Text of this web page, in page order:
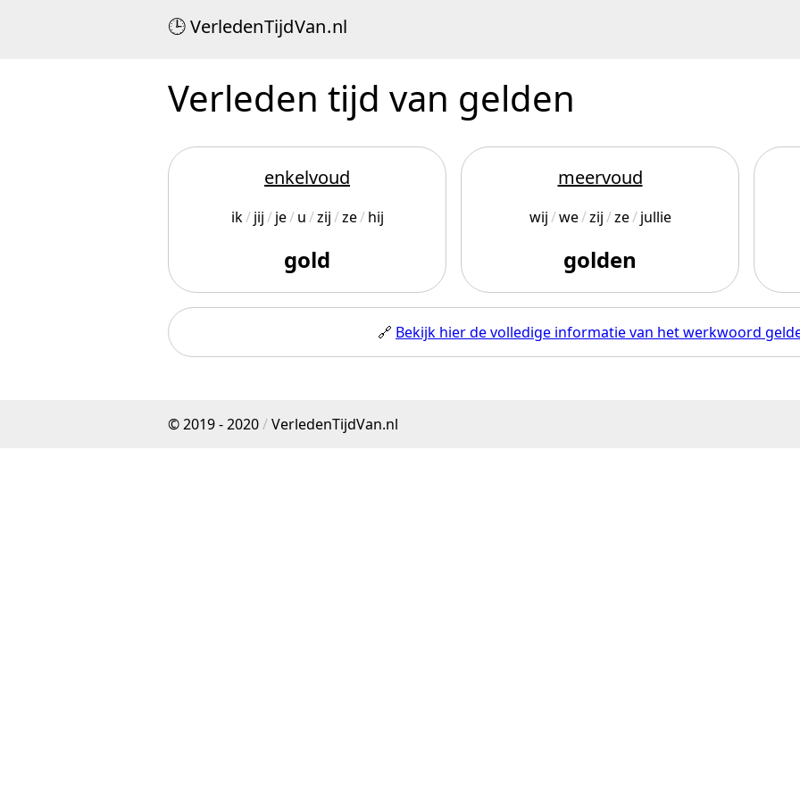
VerledenTijdVan.nl
Verleden tijd van gelden
enkelvoud
ik jij je u zij ze hij
gold
meervoud
wij we zij ze jullie
golden
🔗 Bekijk hier de volledige informatie van het werkwoord
© 2019 - 2020/VerledenTijdVan.nl